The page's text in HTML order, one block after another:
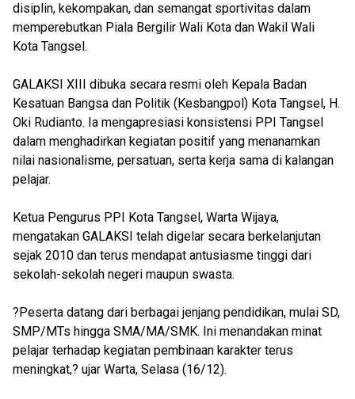
disiplin, kekompakan, dan semangat sportivitas dalam
memperebutkan Piala Bergilir Wali Kota dan Wakil Wali
Kota Tangsel.
GALAKSI XIII dibuka secara resmi oleh Kepala Badan
Kesatuan Bangsa dan Politik (Kesbangpol) Kota Tangsel, H.
Oki Rudianto. Ia mengapresiasi konsistensi PPI Tangsel
dalam menghadirkan kegiatan positif yang menanamkan
nilai nasionalisme, persatuan, serta kerja sama di kalangan
pelajar.
Ketua Pengurus PPI Kota Tangsel, Warta Wijaya,
mengatakan GALAKSI telah digelar secara berkelanjutan
sejak 2010 dan terus mendapat antusiasme tinggi dari
sekolah-sekolah negeri maupun swasta.
?Peserta datang dari berbagai jenjang pendidikan, mulai SD,
SMP/MTs hingga SMA/MA/SMK. Ini menandakan minat
pelajar terhadap kegiatan pembinaan karakter terus
meningkat,? ujar Warta, Selasa (16/12).